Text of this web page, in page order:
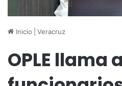
Inicio Veracruz
OPLE llama a